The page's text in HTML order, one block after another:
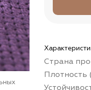
Страна
Плотность